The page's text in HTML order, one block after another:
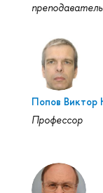
преподаватель
Попов Виктор
Профессор